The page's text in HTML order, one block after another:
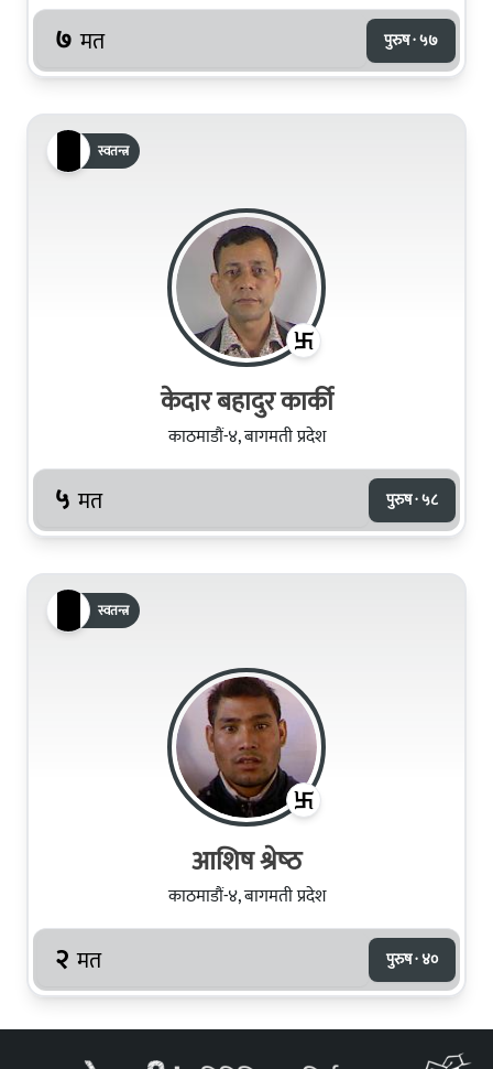
७ मत पुरुष · ५७
स्वतन्त्र
केदार बहादुर कार्की
काठमाडौं-४, बागमती प्रदेश
५ मत पुरुष · ५८
स्वतन्त्र
आशिष श्रेष्‍ठ
काठमाडौं-४, बागमती प्रदेश
२ मत पुरुष · ४०